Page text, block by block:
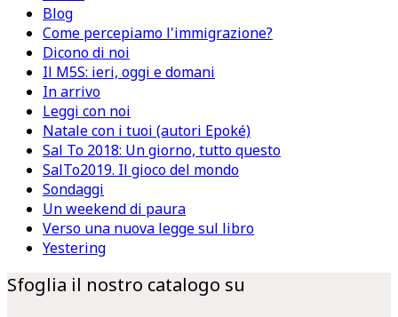
Blog
Come percepiamo l'immigrazione?
Dicono di noi
Il M5S: ieri, oggi e domani
In arrivo
Leggi con noi
Natale con i tuoi (autori Epoké)
Sal To 2018: Un giorno, tutto questo
SalTo2019. Il gioco del mondo
Sondaggi
Un weekend di paura
Verso una nuova legge sul libro
Yestering
Sfoglia il nostro catalogo su